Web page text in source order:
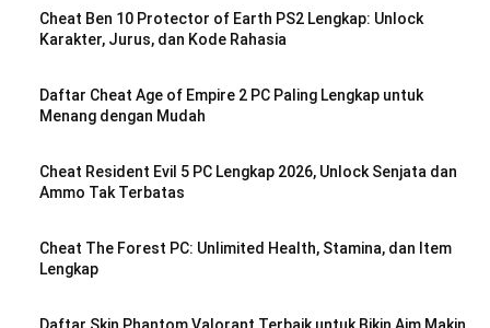
Cheat Ben 10 Protector of Earth PS2 Lengkap: Unlock
Karakter, Jurus, dan Kode Rahasia
Daftar Cheat Age of Empire 2 PC Paling Lengkap untuk
Menang dengan Mudah
Cheat Resident Evil 5 PC Lengkap 2026, Unlock Senjata dan
Ammo Tak Terbatas
Cheat The Forest PC: Unlimited Health, Stamina, dan Item
Lengkap
Daftar Skin Phantom Valorant Terbaik untuk Bikin Aim Makin